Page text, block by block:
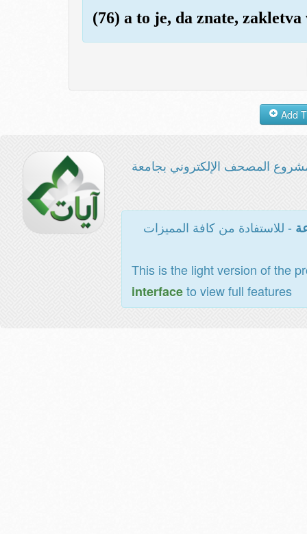
(76) a to je, da znate,
المصحف الإلكتروني بجامعة
- للاستفادة من كافة المميزات
This is the light version of the
interfaceto view full features